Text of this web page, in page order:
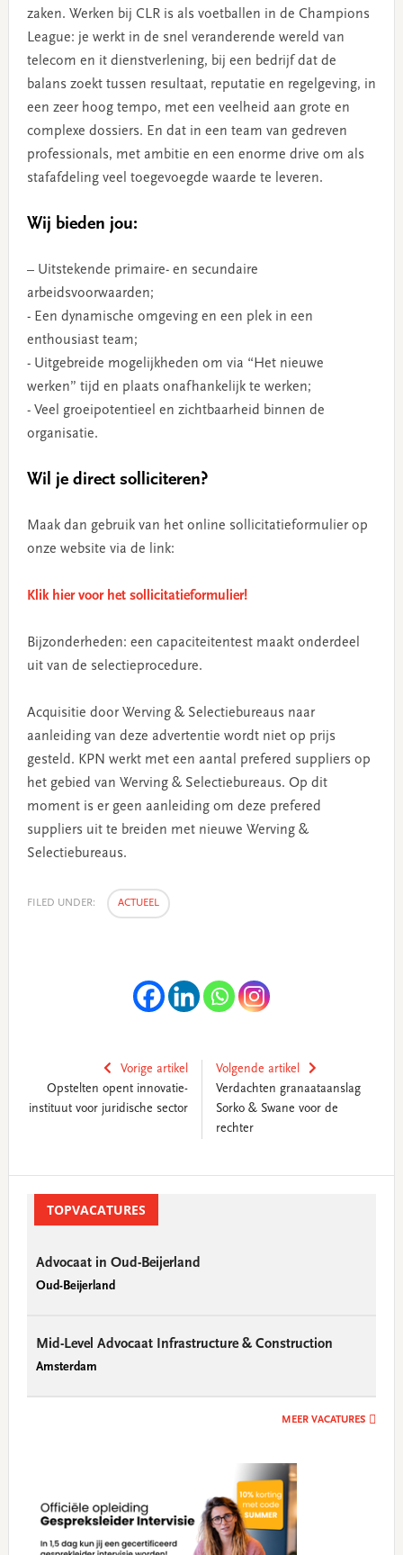
zaken. Werken bij CLR is als voetballen in de Champions
League: je werkt in de snel veranderende wereld van
telecom en it dienstverlening, bij een bedrijf dat de
balans zoekt tussen resultaat, reputatie en regelgeving, in
een zeer hoog tempo, met een veelheid aan grote en
complexe dossiers. En dat in een team van gedreven
professionals, met ambitie en een enorme drive om als
stafafdeling veel toegevoegde waarde te leveren.
Wij bieden jou:
– Uitstekende primaire- en secundaire
arbeidsvoorwaarden;
- Een dynamische omgeving en een plek in een
enthousiast team;
- Uitgebreide mogelijkheden om via “Het nieuwe
werken” tijd en plaats onafhankelijk te werken;
- Veel groeipotentieel en zichtbaarheid binnen de
organisatie.
Wil je direct solliciteren?
Maak dan gebruik van het online sollicitatieformulier op
onze website via de link:
Klik hier voor het sollicitatieformulier!
Bijzonderheden: een capaciteitentest maakt onderdeel
uit van de selectieprocedure.
Acquisitie door Werving & Selectiebureaus naar
aanleiding van deze advertentie wordt niet op prijs
gesteld. KPN werkt met een aantal prefered suppliers op
het gebied van Werving & Selectiebureaus. Op dit
moment is er geen aanleiding om deze prefered
suppliers uit te breiden met nieuwe Werving &
Selectiebureaus.
FILED UNDER: ACTUEEL
Vorige artikel
Opstelten opent innovatie-
instituut voor juridische sector
Volgende artikel
Verdachten granaataanslag
Sorko & Swane voor de
rechter
SidebarTOPVACATURES
Advocaat in Oud-Beijerland
Oud-Beijerland
Mid-Level Advocaat Infrastructure & Construction
Amsterdam
MEER VACATURES